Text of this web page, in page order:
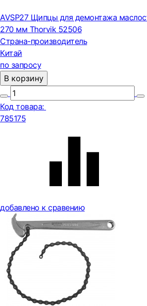
AVSP27 Щипцы для демонтажа
270 мм Thorvik 52506
Страна-производитель
Китай
по запросу
В корзину
Код товара:
785175
добавлено к сравению